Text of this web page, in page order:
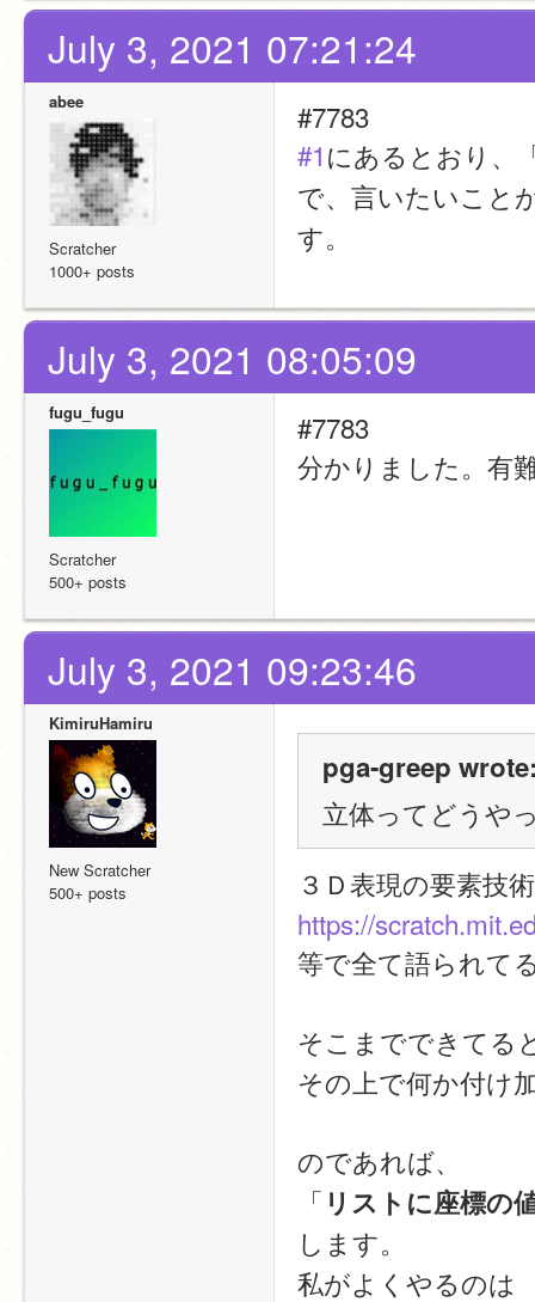
July 3, 2021 07:21:24
abee
Scratcher
1000+ posts
#7783
#1にあるとおり、
で、言いたいこと
す。
July 3, 2021 08:05:09
fugu_fugu
Scratcher
500+ posts
#7783
分かりました。有
July 3, 2021 09:23:46
KimiruHamiru
New Scratcher
500+ posts
pga-greep
立体ってどうや
３Ｄ表現の要素技
https://
等で全て語られて
そこまでできてる
その上で何か付け
のであれば、
「 リストに座標の
します。
私がよくやるのは